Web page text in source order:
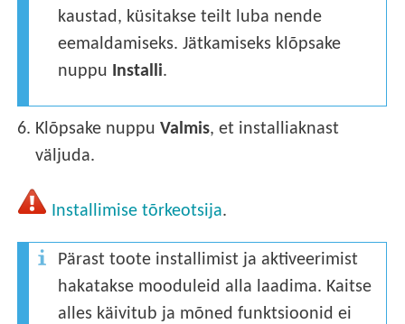
kaustad, küsitakse teilt luba nende
eemaldamiseks. Jätkamiseks klõpsake
nuppu Installi.
6. Klõpsake nuppuValmis, et installiaknast
väljuda.
Installimise tõrkeotsija.
Pärast toote installimist ja aktiveerimist
hakatakse mooduleid alla laadima. Kaitse
alles käivitub ja mõned funktsioonid ei